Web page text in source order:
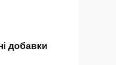
добавки